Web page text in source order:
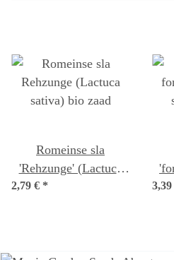
Romeinse sla
'Rehzunge' (Lactuca
sativa) bio zaad
2,79 € * 3,39